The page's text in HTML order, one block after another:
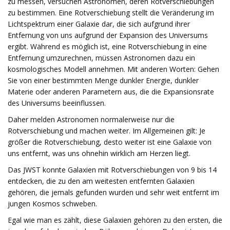
zu bestimmen. Eine Rotverschiebung stellt die Veränderung im
Lichtspektrum einer Galaxie dar, die sich aufgrund ihrer
Entfernung von uns aufgrund der Expansion des Universums
ergibt. Während es möglich ist, eine Rotverschiebung in eine
Entfernung umzurechnen, müssen Astronomen dazu ein
kosmologisches Modell annehmen. Mit anderen Worten: Gehen
Sie von einer bestimmten Menge dunkler Energie, dunkler
Materie oder anderen Parametern aus, die die Expansionsrate
des Universums beeinflussen.
Daher melden Astronomen normalerweise nur die
Rotverschiebung und machen weiter. Im Allgemeinen gilt: Je
größer die Rotverschiebung, desto weiter ist eine Galaxie von
uns entfernt, was uns ohnehin wirklich am Herzen liegt.
Das JWST konnte Galaxien mit Rotverschiebungen von 9 bis 14
entdecken, die zu den am weitesten entfernten Galaxien
gehören, die jemals gefunden wurden und sehr weit entfernt im
jungen Kosmos schweben.
Egal wie man es zählt, diese Galaxien gehören zu den ersten, die